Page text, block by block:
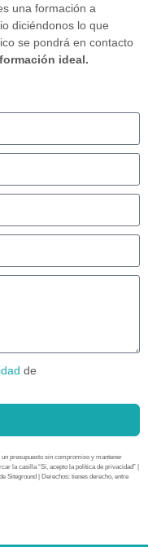
una formación a
diciéndonos lo que
se pondrá en contacto
ideal.
de
presupuesto sin compromiso y mantener
la casilla “Sí, acepto la política de privacidad” |
Siteground | Derechos: tienes derecho, entre